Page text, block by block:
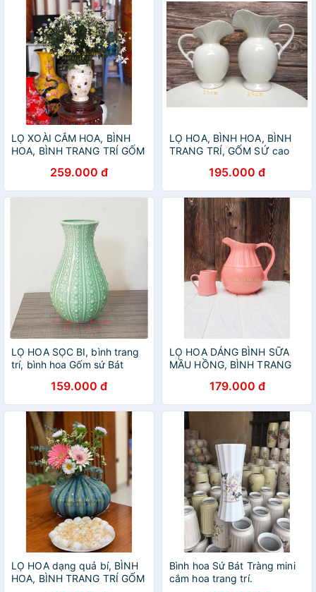
LỌ XOÀI CẮM HOA, BÌNH
HOA, BÌNH TRANG TRÍ GỐM
259.000 đ
LỌ HOA, BÌNH HOA, BÌNH
TRANG TRÍ, GỐM SỨ cao
195.000 đ
LỌ HOA SỌC BI, bình trang
trí, bình hoa Gốm sứ Bát
159.000 đ
LỌ HOA DÁNG BÌNH SỮA
MẦU HỒNG, BÌNH TRANG
179.000 đ
LỌ HOA dạng quả bí, BÌNH
HOA, BÌNH TRANG TRÍ GỐM
Bình hoa Sứ Bát Tràng mini
cắm hoa trang trí.